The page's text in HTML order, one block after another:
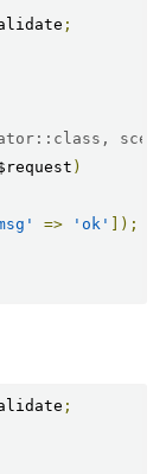
;
)
=> 'ok'
]);
;